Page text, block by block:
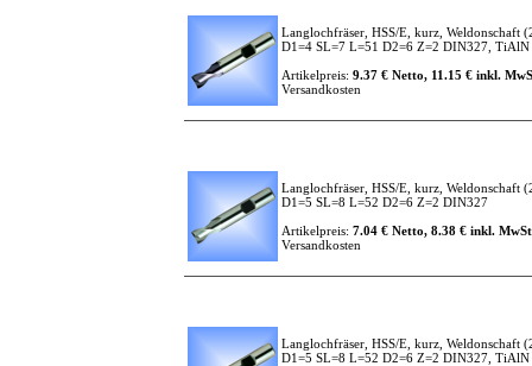
Langlochfräser, HSS/E, kurz, Weldonschaft
D1=4 SL=7 L=51 D2=6 Z=2 DIN327, TiAlN
Artikelpreis: 9.37 € Netto, 11.15 € inkl.
Versandkosten
Langlochfräser, HSS/E, kurz, Weldonschaft
D1=5 SL=8 L=52 D2=6 Z=2 DIN327
Artikelpreis: 7.04 € Netto, 8.38 € inkl.
Versandkosten
Langlochfräser, HSS/E, kurz, Weldonschaft
D1=5 SL=8 L=52 D2=6 Z=2 DIN327, TiAlN